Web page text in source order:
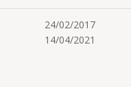
24/02/2017
14/04/2021